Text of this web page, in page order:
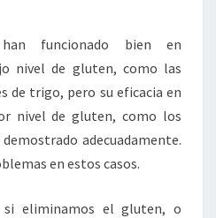
funcionado bien en
nivel de gluten, como las
de trigo, pero su eficacia en
nivel de gluten, como los
adecuadamente.
en estos casos.
eliminamos el gluten, o